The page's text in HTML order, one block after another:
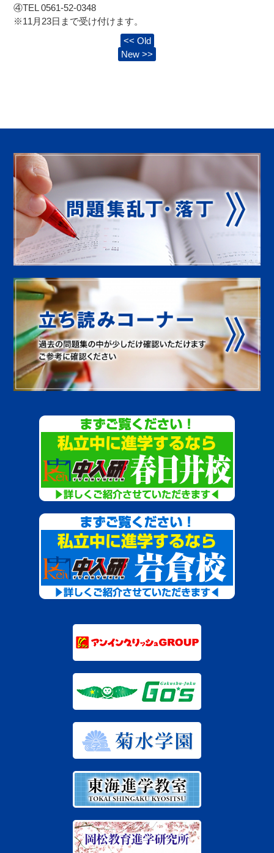
④TEL 0561-52-0348
※11月23日まで受け付けます。
<< Old
New >>